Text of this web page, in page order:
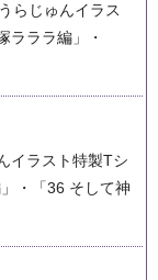
らじゅんイラス
ラララ編」・
イラスト特製Tシ
・「36 そして神